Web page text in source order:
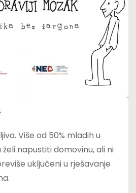
Više od 50% mladih u
želi napustiti domovinu, ali ni
uključeni u rješavanje